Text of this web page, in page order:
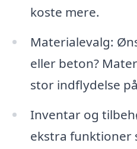
koste mere.
Materialevalg:
eller beton?
stor indflydelse
Inventar og
ekstra funktioner